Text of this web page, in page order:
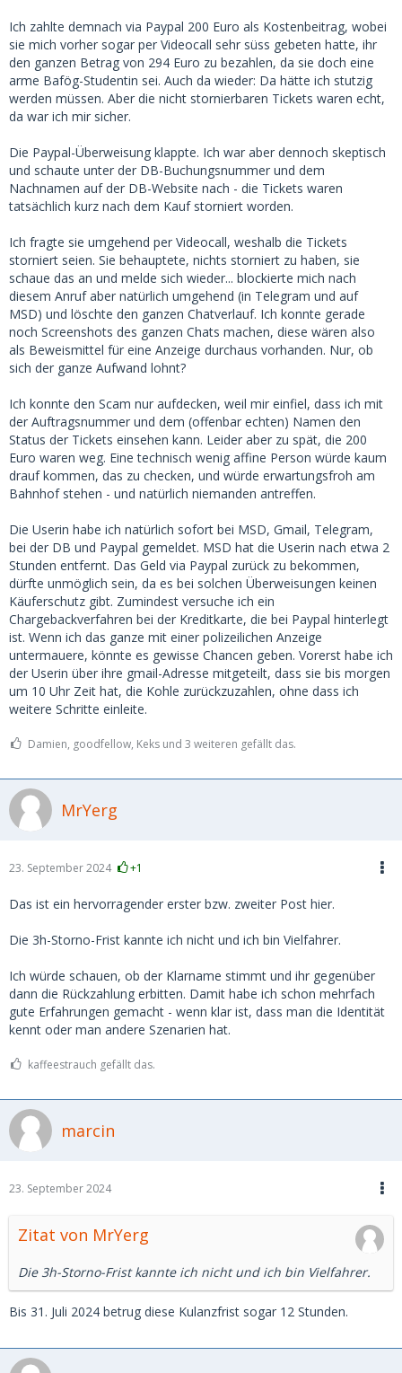
Ich zahlte demnach via Paypal 200 Euro als Kostenbeitrag, wobei
sie mich vorher sogar per Videocall sehr süss gebeten hatte, ihr
den ganzen Betrag von 294 Euro zu bezahlen, da sie doch eine
arme Bafög-Studentin sei. Auch da wieder: Da hätte ich stutzig
werden müssen. Aber die nicht stornierbaren Tickets waren echt,
da war ich mir sicher.
Die Paypal-Überweisung klappte. Ich war aber dennoch skeptisch
und schaute unter der DB-Buchungsnummer und dem
Nachnamen auf der DB-Website nach - die Tickets waren
tatsächlich kurz nach dem Kauf storniert worden.
Ich fragte sie umgehend per Videocall, weshalb die Tickets
storniert seien. Sie behauptete, nichts storniert zu haben, sie
schaue das an und melde sich wieder... blockierte mich nach
diesem Anruf aber natürlich umgehend (in Telegram und auf
MSD) und löschte den ganzen Chatverlauf. Ich konnte gerade
noch Screenshots des ganzen Chats machen, diese wären also
als Beweismittel für eine Anzeige durchaus vorhanden. Nur, ob
sich der ganze Aufwand lohnt?
Ich konnte den Scam nur aufdecken, weil mir einfiel, dass ich mit
der Auftragsnummer und dem (offenbar echten) Namen den
Status der Tickets einsehen kann. Leider aber zu spät, die 200
Euro waren weg. Eine technisch wenig affine Person würde kaum
drauf kommen, das zu checken, und würde erwartungsfroh am
Bahnhof stehen - und natürlich niemanden antreffen.
Die Userin habe ich natürlich sofort bei MSD, Gmail, Telegram,
bei der DB und Paypal gemeldet. MSD hat die Userin nach etwa 2
Stunden entfernt. Das Geld via Paypal zurück zu bekommen,
dürfte unmöglich sein, da es bei solchen Überweisungen keinen
Käuferschutz gibt. Zumindest versuche ich ein
Chargebackverfahren bei der Kreditkarte, die bei Paypal hinterlegt
ist. Wenn ich das ganze mit einer polizeilichen Anzeige
untermauere, könnte es gewisse Chancen geben. Vorerst habe ich
der Userin über ihre gmail-Adresse mitgeteilt, dass sie bis morgen
um 10 Uhr Zeit hat, die Kohle zurückzuzahlen, ohne dass ich
weitere Schritte einleite.
Damien, goodfellow, Keks und 3 weiteren gefällt das.
MrYerg
23. September 2024 +1
Das ist ein hervorragender erster bzw. zweiter Post hier.
Die 3h-Storno-Frist kannte ich nicht und ich bin Vielfahrer.
Ich würde schauen, ob der Klarname stimmt und ihr gegenüber
dann die Rückzahlung erbitten. Damit habe ich schon mehrfach
gute Erfahrungen gemacht - wenn klar ist, dass man die Identität
kennt oder man andere Szenarien hat.
kaffeestrauch gefällt das.
marcin
23. September 2024
Zitat von MrYerg
Die 3h-Storno-Frist kannte ich nicht und ich bin Vielfahrer.
Bis 31. Juli 2024 betrug diese Kulanzfrist sogar 12 Stunden.